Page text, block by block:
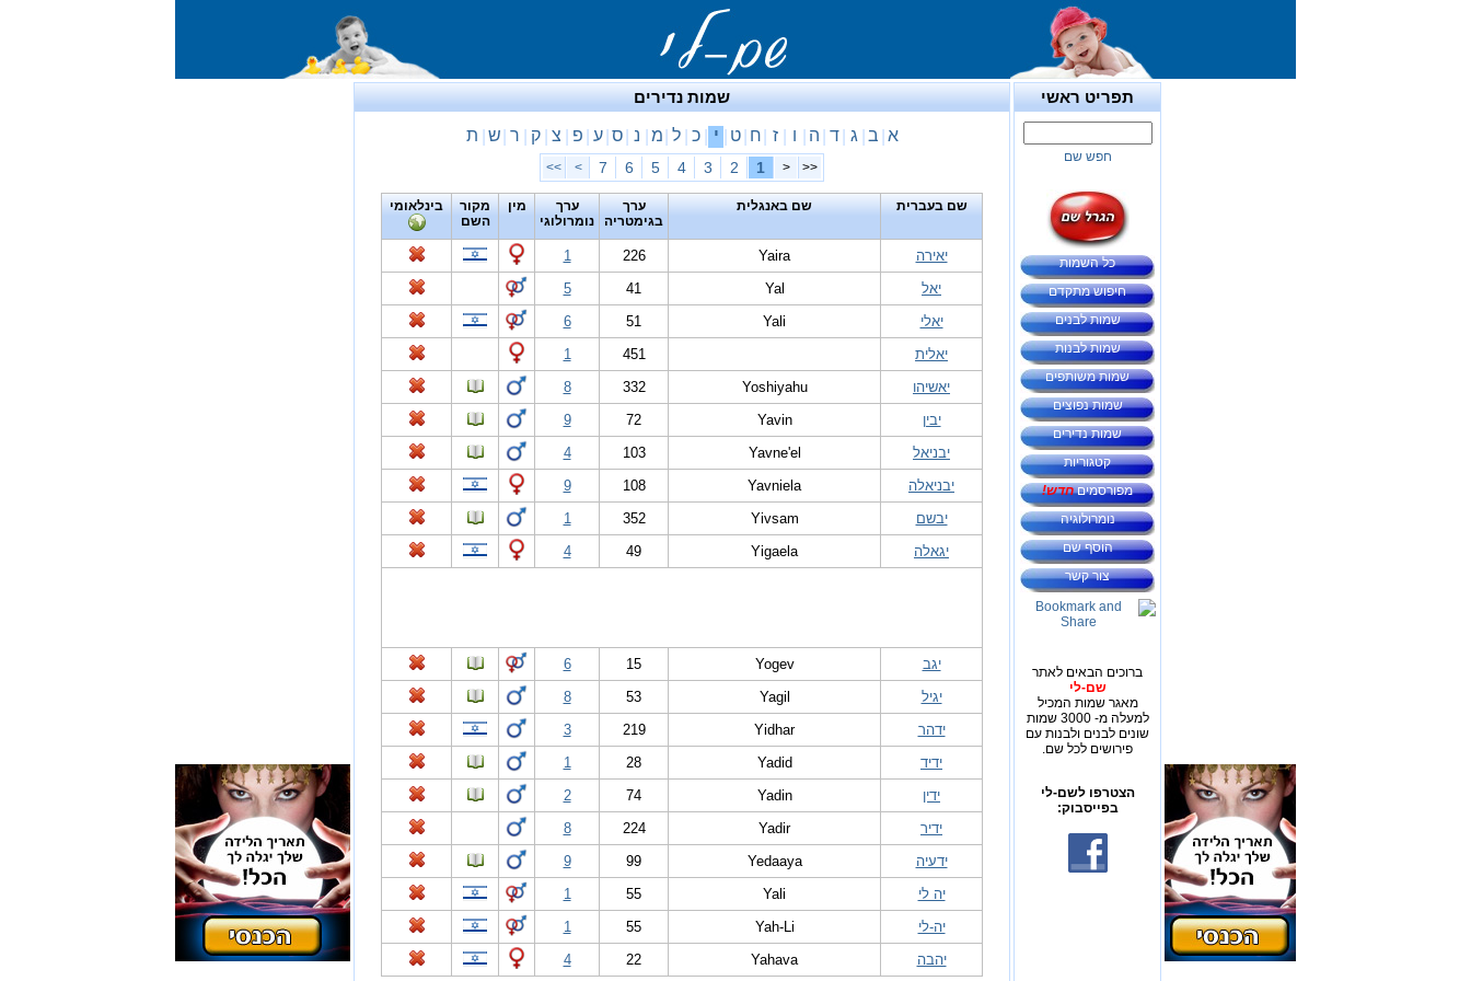
תפריט ראשי
חפש שם
כל השמות
חיפוש מתקדם
שמות לבנים
שמות לבנות
שמות משותפים
שמות נפוצים
שמות נדירים
קטגוריות
מפורסמיםחדש!
נומרולוגיה
הוסף שם
צור קשר
ברוכים הבאים לאתר
שם-לי
מאגר שמות המכיל
למעלה מ- 3000 שמות
שונים לבנים ולבנות עם
פירושים לכל שם.
הצטרפו לשם-לי
בפייסבוק:
שמות נדירים
א ב ג ד ה ו ז ח ט י כ ל מ נ ס ע פ צ ק ר ש ת
<<
<
1
2
3
4
5
6
7
>
>>
שם בעברית שם באנגלית
ערך
בגימטריה
ערך
נומרולוגי
מין
מקור
השם
בינלאומי
יאירה Yaira
226
1
יאל
Yal
41
5
יאלי
Yali
51
6
יאלית
451
1
יאשיהו
Yoshiyahu
332
8
יבין
Yavin
72
9
יבניאל
Yavne'el
103
4
יבניאלה
Yavniela
108
9
יבשם
Yivsam
352
1
יגאלה
Yigaela
49
4
יגב Yogev
15
6
יגיל
Yagil
53
8
ידהר
Yidhar
219
3
ידיד
Yadid
28
1
ידין
Yadin
74
2
ידיר
Yadir
224
8
ידעיה
Yedaaya
99
9
יה לי
Yali
55
1
יה-לי
Yah-Li
55
1
יהבה
Yahava
22
4